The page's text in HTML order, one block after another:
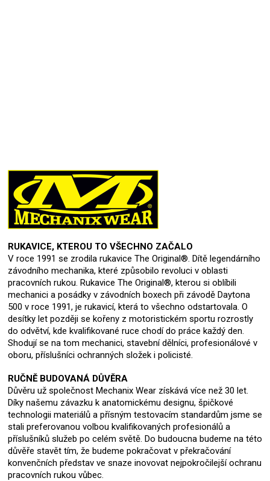
RUKAVICE, KTEROU TO VŠECHNO ZAČALO
V roce 1991 se zrodila rukavice The Original®. Dítě legendárního
závodního mechanika, které způsobilo revoluci v oblasti
pracovních rukou. Rukavice The Original®, kterou si oblíbili
mechanici a posádky v závodních boxech při závodě Daytona
500 v roce 1991, je rukavicí, která to všechno odstartovala. O
desítky let později se kořeny z motoristickém sportu rozrostly
do odvětví, kde kvalifikované ruce chodí do práce každý den.
Shodují se na tom mechanici, stavební dělníci, profesionálové v
oboru, příslušníci ochranných složek i policisté.
RUČNĚ BUDOVANÁ DŮVĚRA
Důvěru už společnost Mechanix Wear získává více než 30 let.
Díky našemu závazku k anatomickému designu, špičkové
technologii materiálů a přísným testovacím standardům jsme se
stali preferovanou volbou kvalifikovaných profesionálů a
příslušníků služeb po celém světě. Do budoucna budeme na této
důvěře stavět tím, že budeme pokračovat v překračování
konvenčních představ ve snaze inovovat nejpokročilejší ochranu
pracovních rukou vůbec.